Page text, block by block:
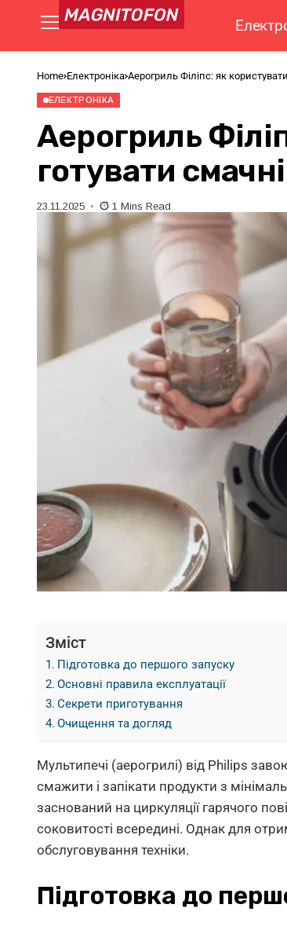
Home Електроніка Аерогриль Філіпс: як
ЕЛЕКТРОНІКА
Аерогриль
готувати
23.11.2025 1 Mins Read
Зміст
Підготовка до першого запуску
Основні правила експлуатації
Секрети приготування
Очищення та догляд
Мультипечі (аерогрилі) від Philips
смажити і запікати продукти з
заснований на циркуляції гарячого
соковитості всередині. Однак для
обслуговування техніки.
Підготовка до